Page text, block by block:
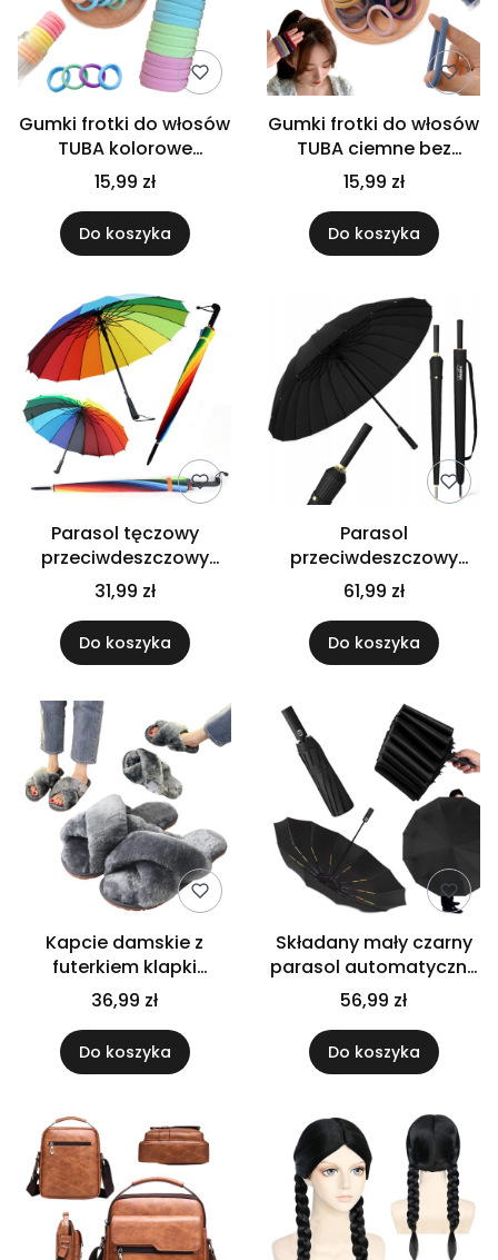
Gumki frotki do włosów
TUBA kolorowe
pastelowe
wielokolorowe bez
łączeń
15,99 zł
Do koszyka
Gumki frotki do włosów
TUBA ciemne bez
łączeń wielokolorowe
elastyczne
15,99 zł
Do koszyka
Parasol tęczowy
przeciwdeszczowy
składany
automatyczny
parasolka tęcza
31,99 zł
Do koszyka
Parasol
przeciwdeszczowy
rządowy długi duży
czarny męski damski
mocny XXL
61,99 zł
Do koszyka
Kapcie damskie z
futerkiem klapki
antypoślizgowe
pantofle domowe 38-
36,99 zł
Do koszyka
Składany mały czarny
parasol automatyczny
wzmacniany solidny
klasyczny
56,99 zł
Do koszyka